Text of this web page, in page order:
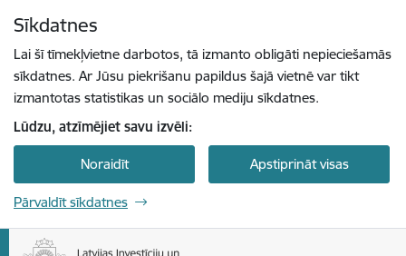
Sīkdatnes
Lai šī tīmekļvietne darbotos, tā izmanto obligāti nepieciešamās
sīkdatnes. Ar Jūsu piekrišanu papildus šajā vietnē var tikt
izmantotas statistikas un sociālo mediju sīkdatnes.
Lūdzu, atzīmējiet savu izvēli:
Noraidīt Apstiprināt visas
Pārvaldīt sīkdatnes